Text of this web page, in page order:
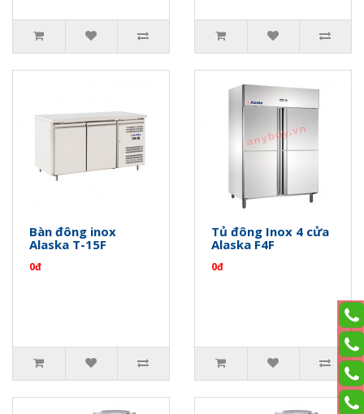
Bàn đông inox
Alaska T-15F
0đ
Tủ đông Inox 4 cửa
Alaska F4F
0đ